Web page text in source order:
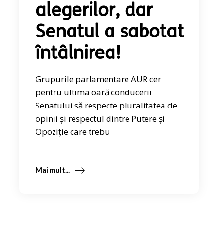
alegerilor, dar
Senatul a sabotat
întâlnirea!
Grupurile parlamentare AUR cer
pentru ultima oară conducerii
Senatului să respecte pluralitatea de
opinii și respectul dintre Putere și
Opoziție care trebu
Mai mult...